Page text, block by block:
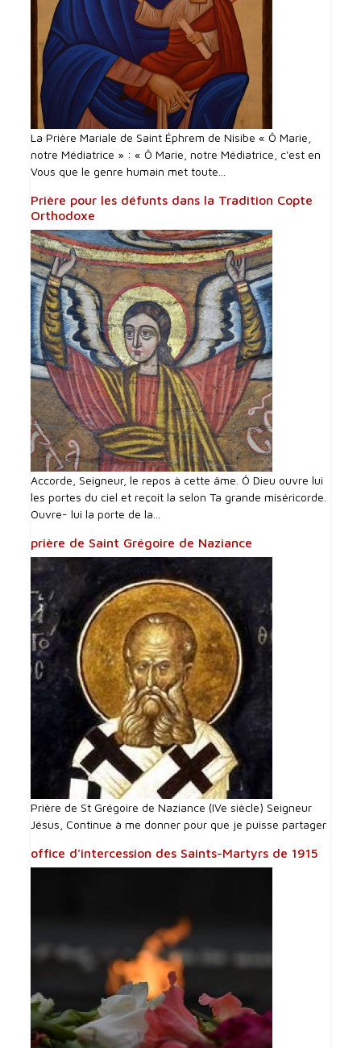
La Prière Mariale de Saint Éphrem de Nisibe « Ô Marie,
notre Médiatrice » : « Ô Marie, notre Médiatrice, c'est en
Vous que le genre humain met toute...
Prière pour les défunts dans la Tradition Copte
Orthodoxe
Accorde, Seigneur, le repos à cette âme. Ô Dieu ouvre lui
les portes du ciel et reçoit la selon Ta grande miséricorde.
Ouvre- lui la porte de la...
prière de Saint Grégoire de Naziance
Prière de St Grégoire de Naziance (IVe siècle) Seigneur
Jésus, Continue à me donner pour que je puisse partager
office d'intercession des Saints-Martyrs de 1915